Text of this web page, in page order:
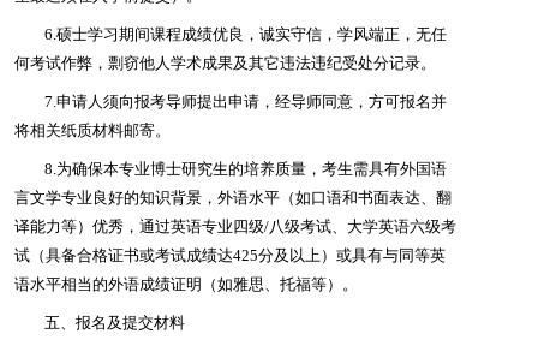
6.硕士学习期间课程成绩优良，诚实守信，学风端正，无任
何考试作弊，剽窃他人学术成果及其它违法违纪受处分记录。
7.申请人须向报考导师提出申请，经导师同意，方可报名并
将相关纸质材料邮寄。
8.为确保本专业博士研究生的培养质量，考生需具有外国语
言文学专业良好的知识背景，外语水平（如口语和书面表达、翻
译能力等）优秀，通过英语专业四级/八级考试、大学英语六级考
试（具备合格证书或考试成绩达425分及以上）或具有与同等英
语水平相当的外语成绩证明（如雅思、托福等） 。
五、报名及提交材料